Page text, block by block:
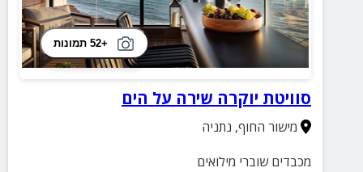
+52 תמונות
סוויטת יוקרה שירה על הים
מישור החוף, נתניה
מכבדים שוברי מילואים